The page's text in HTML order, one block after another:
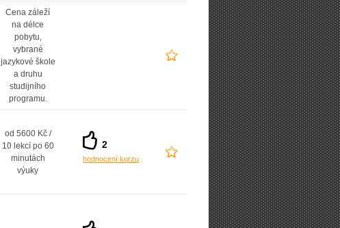
Cena záleží
na délce
pobytu,
vybrané
jazykové škole
a druhu
studijního
programu.
od 5600 Kč /
10 lekcí po 60
minutách
výuky
2
hodnocení kurzu